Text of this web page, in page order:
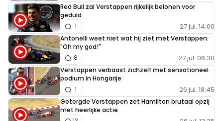
Red Bull zal Verstappen rijkelijk belonen voor
geduld
27 jul. 14:00
1
Antonelli weet niet wat hij ziet met Verstappen:
"Oh my god!"
27 jul. 06:30
8
Verstappen verbaast zichzelf met sensationeel
podium in Hongarije
26 jul. 18:45
1
Getergde Verstappen zet Hamilton brutaal opzij
met heerlijke actie